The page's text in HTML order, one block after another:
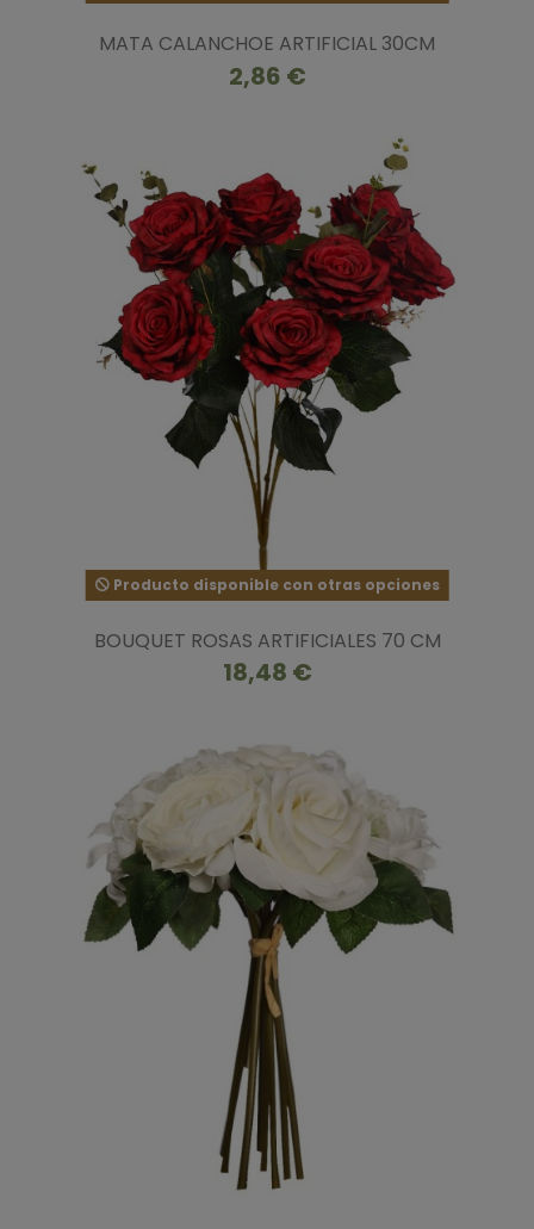
MATA CALANCHOE ARTIFICIAL 30CM
2,86 €
Producto disponible con otras opciones
BOUQUET ROSAS ARTIFICIALES 70 CM
18,48 €